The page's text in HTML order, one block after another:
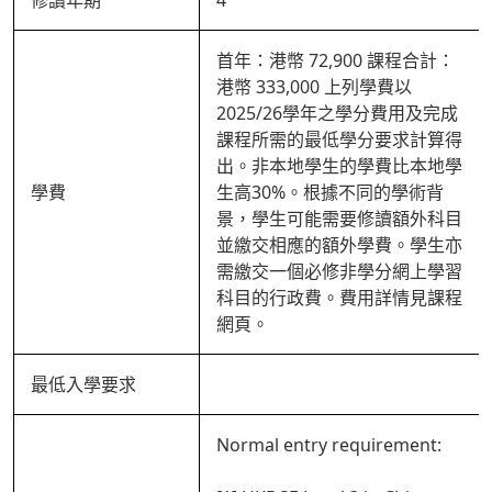
學費
首年：港幣 72,900 課程合計：
港幣 333,000 上列學費以
2025/26學年之學分費用及完成
課程所需的最低學分要求計算得
出。非本地學生的學費比本地學
生高30%。根據不同的學術背
景，學生可能需要修讀額外科目
並繳交相應的額外學費。學生亦
需繳交一個必修非學分網上學習
科目的行政費。費用詳情見課程
網頁。
最低入學要求
Normal entry requirement: